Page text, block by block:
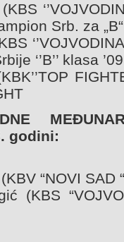
Srb. za
‘’B’’ klasa
godini:
“NOVI SAD
(KBS